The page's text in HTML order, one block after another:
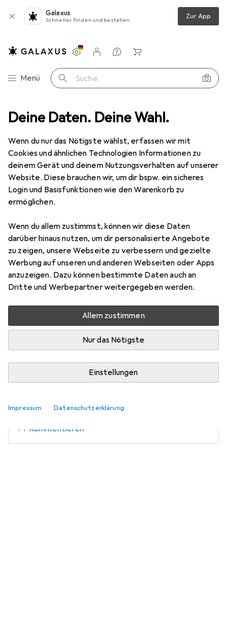
Deine Daten. Deine Wahl.
Wenn du nur das Nötigste wählst, erfassen wir mit
Cookies und ähnlichen Technologien Informationen zu
deinem Gerät und deinem Nutzungsverhalten auf unserer
Website. Diese brauchen wir, um dir bspw. ein sicheres
Login und Basisfunktionen wie den Warenkorb zu
ermöglichen.
Wenn du allem zustimmst, können wir diese Daten
darüber hinaus nutzen, um dir personalisierte Angebote
zu zeigen, unsere Webseite zu verbessern und gezielte
Werbung auf unseren und anderen Webseiten oder Apps
anzuzeigen. Dazu können bestimmte Daten auch an
Dritte und Werbepartner weitergegeben werden.
Allem zustimmen
Nur das Nötigste
Einstellungen
Impressum Datenschutzerklärung
Galaxus
Schneller finden und bestellen Zur App
Navigation nach Kategorien
Menü Suche
Einstellungen
Kundenkonto
Vergleichslisten
Merklisten
Warenkorb
Fragen zum Produkt Hat diese Drohne die Option für Quicksho...
EUR
337,43
DJIMini 3
38 min, 249 g, 48 Mpx
Frage zu DJI Mini 3
gorgipt
vor 2 Jahren
0
Hat diese Drohne die Option für Quickshots (zB Kreis
um einen Punkt)?
domander30 0
hat dieses Produkt gekauft
Ja hat sie. Nur kein Activ Track.
Kommentieren